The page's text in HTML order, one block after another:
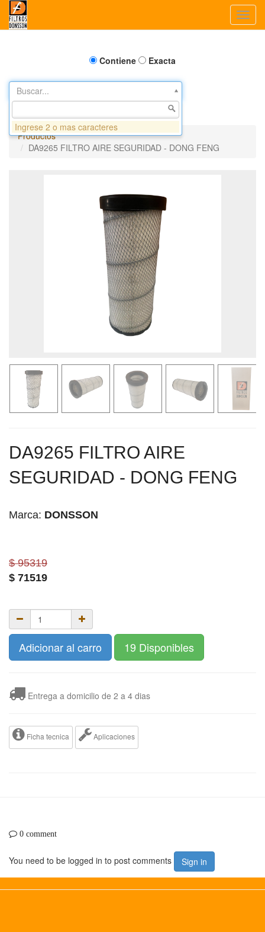
Contiene Exacta
Buscar...
Productos
DA9265 FILTRO AIRE SEGURIDAD - DONG FENG
DA9265 FILTRO AIRE
SEGURIDAD - DONG FENG
Marca: DONSSON
$ 95319
$ 71519
Adicionar al carro 19 Disponibles
Entrega a domicilio de 2 a 4 dias
Ficha tecnica Aplicaciones
0 comment
You need to be logged in to post comments Sign in
Ingrese 2 o mas caracteres